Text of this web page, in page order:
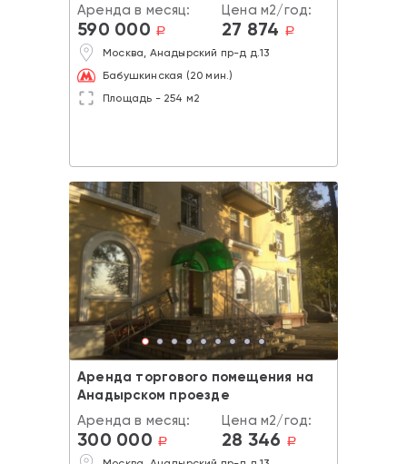
Аренда в месяц:
590 000 a
Цена м2/год:
27 874 a
Москва, Анадырский пр-д д.13
Бабушкинская (20 мин.)
Площадь - 254 м2
Аренда торгового помещения на
Анадырском проезде
Аренда в месяц:
300 000 a
Цена м2/год:
28 346 a